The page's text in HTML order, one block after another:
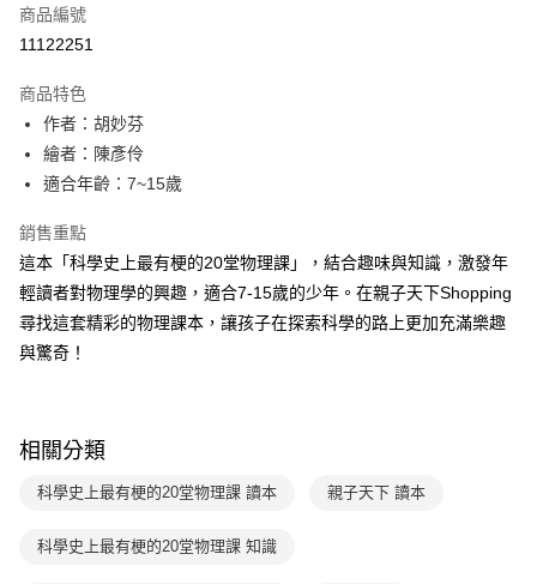
LINE Pay
大哥付你分期
相關說明
【大哥付你分期使用說明】
1.本服務由台灣大哥大提供，台灣大哥大用戶可立即使用無須另外申請。
流程，驗證手機門號後，選擇欲分期的期數、繳款截止日，確認付款後即完
成交易。
3.實際核准額度、可分期數及費用金額請依後續交易確認頁面所載為準。
4.訂單成立30分鐘內，如未前往確認交易或遇審核未通過，訂單將自動取
消。如遇「轉專審核」未通過狀況，表示未達大哥付你分期系統評分，恕無
法說明評估內容。
帳／街口支付／iPASS MONEY」等通路繳費。
【注意事項】
用戶於交易時，得透過本服務購買商品或服務，並由商店將買賣／分期付款
AFTEE先享後付
相關說明
AFTEE先享後付是「在收到商品之後才付款」的支付方式。 讓您購物簡單
便利好安心！
１．簡單：不需註冊會員、不需綁卡、不需儲值。
２．便利：只要手機號碼，簡訊認證，即可結帳。
３．安心：先確認商品／服務後，再付款。
結帳頁面，進行簡訊認證並確認金額後，即可完成結帳。
２．訂單成立數日內，您將收到繳費通知簡訊。
３．收到繳費通知簡訊後14天內，點擊此簡訊中的連結，可透過四大超商／
購買商品的店家。未經商家同意取消之訂單仍視為有效，需透過AFTEE先享
ATM付款
運送方式
付款後全家取貨｜8/8-8/14運費優惠，結帳滿499即享免運。
付款後7-11取貨
每筆NT$70，滿NT$800(含以上)免運費
商品編號
11122251
商品特色
作者：胡妙芬
繪者：陳彥伶
適合年齡：7~15歲
銷售重點
這本「科學史上最有梗的20堂物理課」，結合趣味與知識，激發年
輕讀者對物理學的興趣，適合7-15歲的少年。在親子天下Shopping
尋找這套精彩的物理課本，讓孩子在探索科學的路上更加充滿樂趣
與驚奇！
相關分類
科學史上最有梗的20堂物理課 讀本 親子天下 讀本
科學史上最有梗的20堂物理課 知識